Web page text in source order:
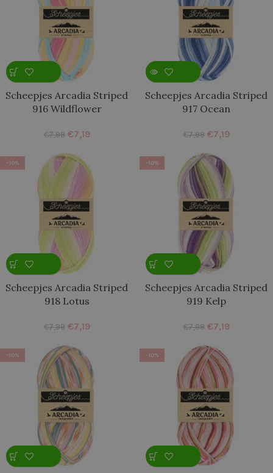
Scheepjes Arcadia Striped
916 Wildflower
€7,99 €7,19
Scheepjes Arcadia Striped
917 Ocean
€7,99 €7,19
-10%
Scheepjes Arcadia Striped
918 Lotus
€7,99 €7,19
-10%
Scheepjes Arcadia Striped
919 Kelp
€7,99 €7,19
-10% -10%